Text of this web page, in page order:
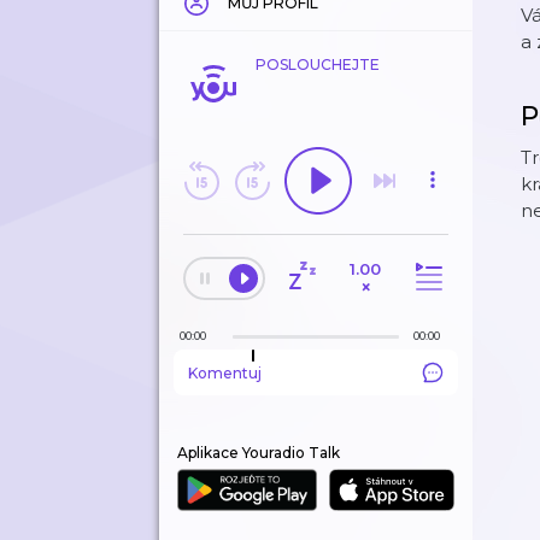
POSLOUCHEJTE
1.00
×
00:00 00:00
Komentuj
Aplikace Youradio Talk
a